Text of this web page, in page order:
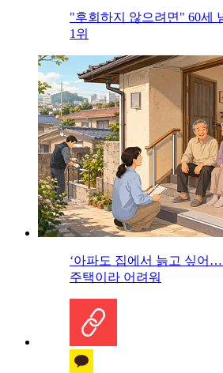
"후회하지 않으려면" 60세
1위
‘아파도 집에서 늙고 싶어
주택이라 어려워